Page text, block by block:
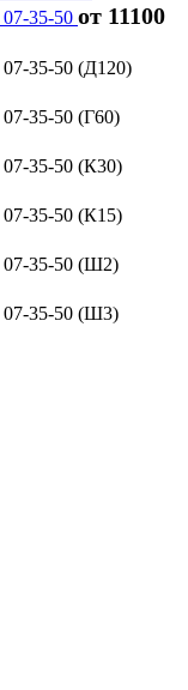
35-50 от 11100
35-50 (Д120)
35-50 (Г60)
35-50 (К30)
35-50 (К15)
07-35-50 (Ш2)
07-35-50 (Ш3)